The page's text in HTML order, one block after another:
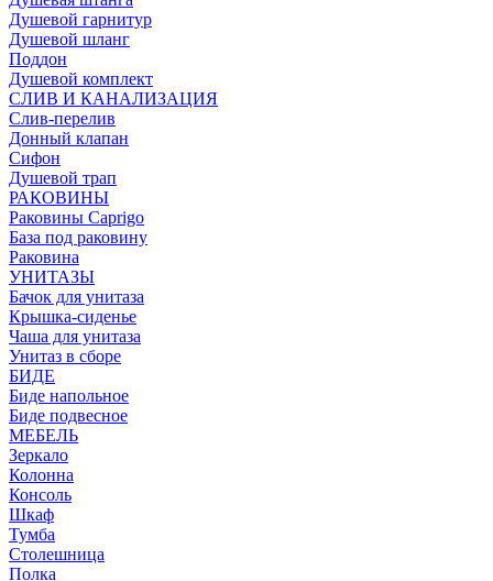
Душевой гарнитур
Душевой шланг
Поддон
Душевой комплект
СЛИВ И КАНАЛИЗАЦИЯ
Слив-перелив
Донный клапан
Сифон
Душевой трап
РАКОВИНЫ
Раковины Caprigo
База под раковину
Раковина
УНИТАЗЫ
Бачок для унитаза
Крышка-сиденье
Чаша для унитаза
Унитаз в сборе
БИДЕ
Биде напольное
Биде подвесное
МЕБЕЛЬ
Зеркало
Колонна
Консоль
Шкаф
Тумба
Столешница
Полка